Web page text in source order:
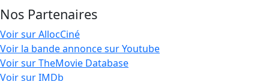
Nos Partenaires
Voir sur AllocCiné
Voir la bande annonce sur Youtube
Voir sur TheMovie Database
Voir sur IMDb